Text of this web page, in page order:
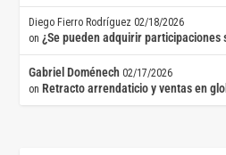
Diego Fierro Rodríguez 02/18/2026
on¿Se pueden adquirir participaciones
Gabriel Doménech 02/17/2026
on Retracto arrendaticio y ventas en